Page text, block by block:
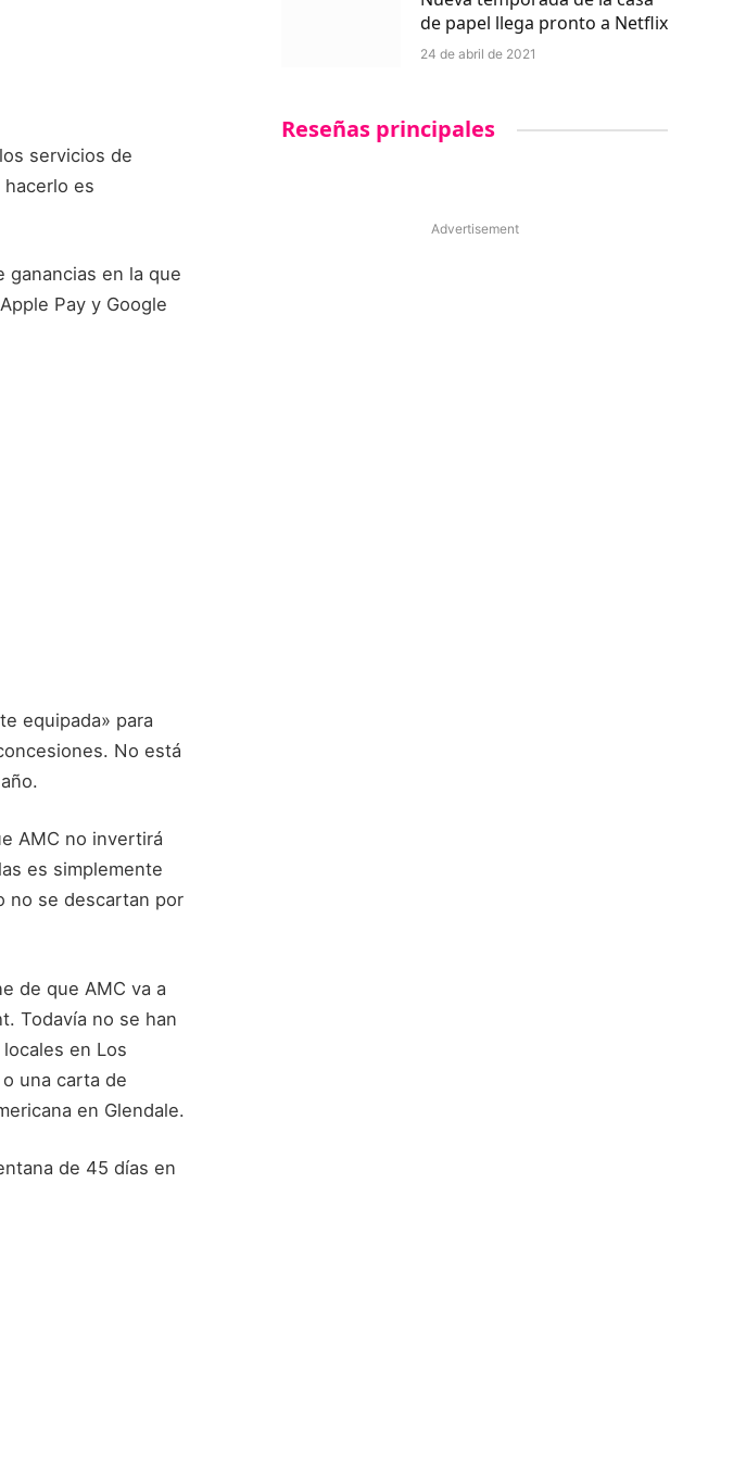
servicios de
es
ganancias en la que
Pay y Google
equipada» para
No está
AMC no invertirá
es simplemente
no se descartan por
de que AMC va a
Todavía no se han
en Los
una carta de
en Glendale.
de 45 días en
de papel llega pronto a Netflix
24 de abril de 2021
Reseñas principales
Advertisement